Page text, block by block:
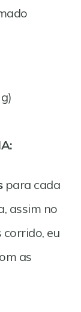
para cada
assim no
corrido, eu
as